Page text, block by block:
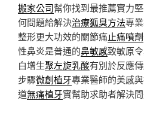
搬家公司幫你找到最推薦實力
何問題給解決治療狐臭方法專
整形更大功效的關節痛止痛噴劑
性鼻炎是普通的鼻敏感致敏原
白增生聚左旋乳酸有別於反應
步驟微創植牙專業醫師的美感
道無痛植牙實幫助求助者解決